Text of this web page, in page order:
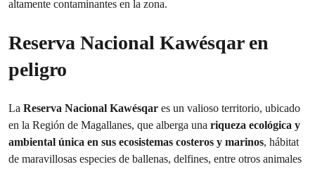
altamente contaminantes en la zona.
Reserva Nacional Kawésqar en
peligro
La Reserva Nacional Kawésqar es un valioso territorio, ubicado
en la Región de Magallanes, que alberga una riqueza ecológica y
ambiental única en sus ecosistemas costeros y marinos, hábitat
de maravillosas especies de ballenas, delfines, entre otros animales